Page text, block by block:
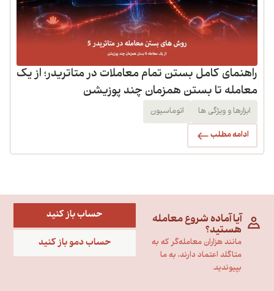
راهنمای کامل بستن تمام معاملات در متاتریدر؛ از یک
معامله تا بستن همزمان چند پوزیشن
ابزارها و ویژگی ها اتوماسیون
ادامه مطلب
آیا آماده شروع معامله
هستید؟
مانند هزاران معامله‌گر که به
متاگلد اعتماد دارند، به ما
بپیوندید.
حساب باز کنید
حساب دمو باز کنید